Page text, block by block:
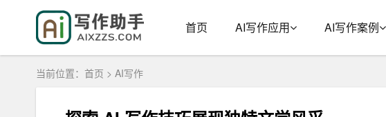
首页 AI写作应用 AI写作案例
当前位置： 首页 > AI写作